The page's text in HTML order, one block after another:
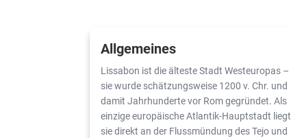
Allgemeines
Lissabon ist die älteste Stadt Westeuropas –
sie wurde schätzungsweise 1200 v. Chr. und
damit Jahrhunderte vor Rom gegründet. Als
einzige europäische Atlantik-Hauptstadt liegt
sie direkt an der Flussmündung des Tejo und